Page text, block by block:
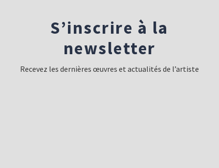
S’inscrire à la
newsletter
Recevez les dernières œuvres et actualités de l’artiste